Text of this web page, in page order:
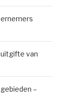
uitgifte van
–